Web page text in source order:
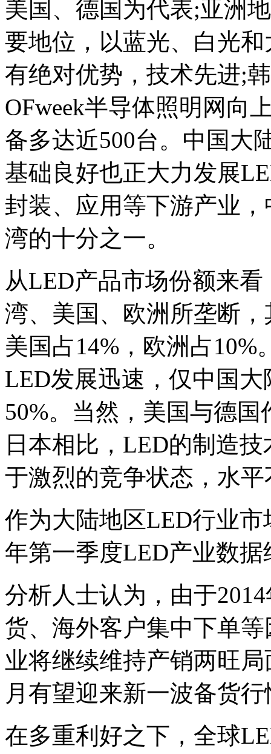
美国、德国为代表;亚洲
要地位，以蓝光、白光
有绝对优势，技术先进;
OFweek半导体照明网向
备多达近500台。中国大
基础良好也正大力发展
封装、应用等下游产业
湾的十分之一。
从LED产品市场份额来
湾、美国、欧洲所垄断
美国占14%，欧洲占
LED发展迅速，仅中国
50%。当然，美国与德
日本相比，LED的制造
于激烈的竞争状态，水
作为大陆地区LED行业
年第一季度LED产业数
分析人士认为，由于
货、海外客户集中下单
业将继续维持产销两旺
月有望迎来新一波备货行
在多重利好之下，全球